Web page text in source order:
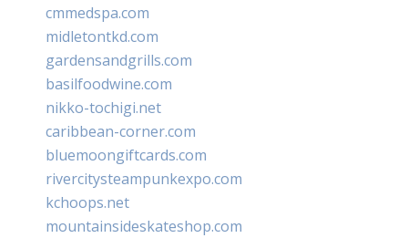
cmmedspa.com
midletontkd.com
gardensandgrills.com
basilfoodwine.com
nikko-tochigi.net
caribbean-corner.com
bluemoongiftcards.com
rivercitysteampunkexpo.com
kchoops.net
mountainsideskateshop.com